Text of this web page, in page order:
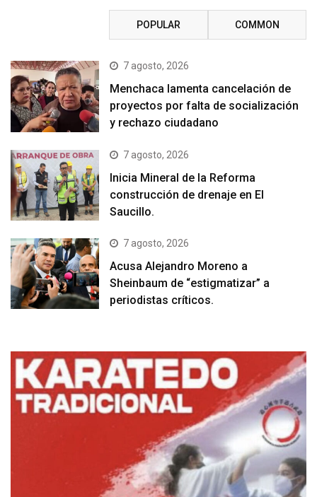
POPULAR COMMON
7 agosto, 2026
Menchaca lamenta cancelación de
proyectos por falta de socialización
y rechazo ciudadano
7 agosto, 2026
Inicia Mineral de la Reforma
construcción de drenaje en El
Saucillo.
7 agosto, 2026
Acusa Alejandro Moreno a
Sheinbaum de “estigmatizar” a
periodistas críticos.